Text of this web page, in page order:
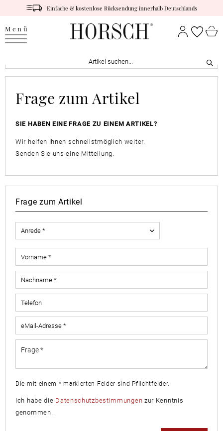
Einfache & kostenlose Rücksendung innerhalb Deutschlands
Menü
Frage zum Artikel
SIE HABEN EINE FRAGE ZU EINEM ARTIKEL?
Wir helfen Ihnen schnellstmöglich weiter.
Senden Sie uns eine Mitteilung.
Frage zum Artikel
Die mit einem * markierten Felder sind Pflichtfelder.
Ich habe die Datenschutzbestimmungen zur Kenntnis
genommen.